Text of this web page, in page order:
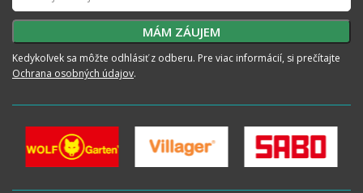
Kedykoľvek sa môžte odhlásiť z odberu. Pre viac informácií, si prečítajte
Ochrana osobných údajov.